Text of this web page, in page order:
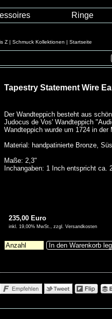
Ringe
Z |Schmuck Kollektionen |Startseite
Tapestry Statement Wire
Der Wandteppich besteht aus
Judocus de Vos' Wandteppich
Wandteppich wurde um 1724 in
Material: handpatinierte Bronze,
Maße: 2,3"
Inchangaben: 1 Inch entspricht ca.
235,00 Euro
inkl. 19,00% MwSt., zzgl. Versandkosten
In den Warenkorb